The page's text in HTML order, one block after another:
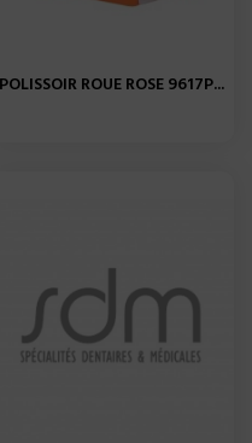
POLISSOIR ROUE ROSE 9617P...